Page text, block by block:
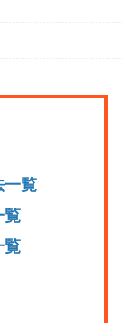
一覧
覧
覧